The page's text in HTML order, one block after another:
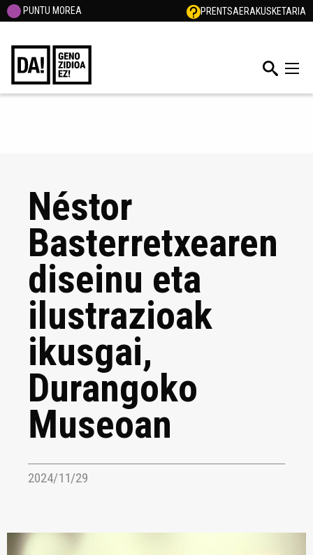
PUNTU MOREA PRENTSAERAKUSKETARIA
Néstor
Basterretxearen
diseinu eta
ilustrazioak
ikusgai,
Durangoko
Museoan
2024/11/29